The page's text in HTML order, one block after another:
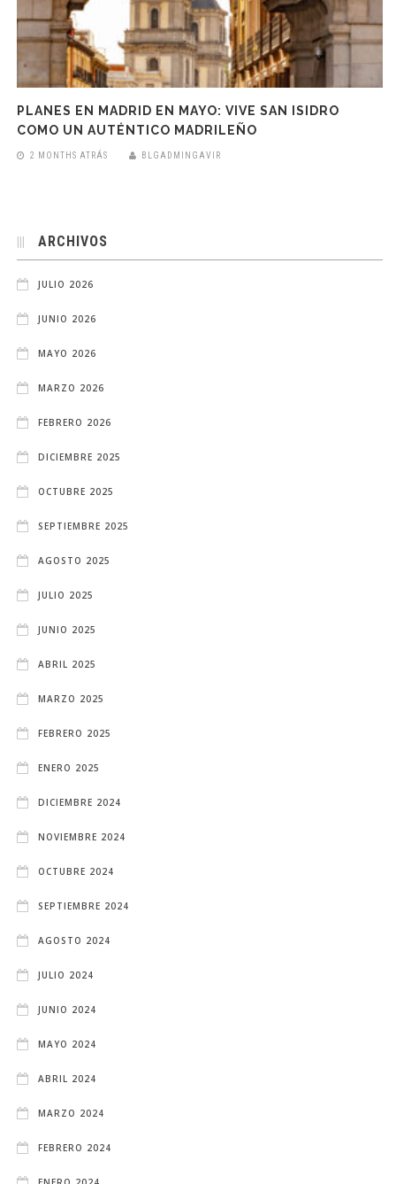
PLANES EN MADRID EN MAYO: VIVE SAN ISIDRO
COMO UN AUTÉNTICO MADRILEÑO
2 MONTHS ATRÁS BLGADMINGAVIR
ARCHIVOS
JULIO 2026
JUNIO 2026
MAYO 2026
MARZO 2026
FEBRERO 2026
DICIEMBRE 2025
OCTUBRE 2025
SEPTIEMBRE 2025
AGOSTO 2025
JULIO 2025
JUNIO 2025
ABRIL 2025
MARZO 2025
FEBRERO 2025
ENERO 2025
DICIEMBRE 2024
NOVIEMBRE 2024
OCTUBRE 2024
SEPTIEMBRE 2024
AGOSTO 2024
JULIO 2024
JUNIO 2024
MAYO 2024
ABRIL 2024
MARZO 2024
FEBRERO 2024